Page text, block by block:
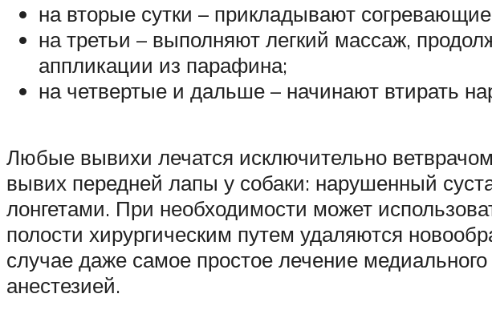
на вторые сутки ­– прикладывают
на третьи – выполняют легкий массаж,
аппликации из парафина;
на четвертые и дальше – начинают втирать
Любые вывихи лечатся исключительно
вывих передней лапы у собаки: нарушенный
лонгетами. При необходимости может
полости хирургическим путем удаляются
случае даже самое простое лечение
анестезией.